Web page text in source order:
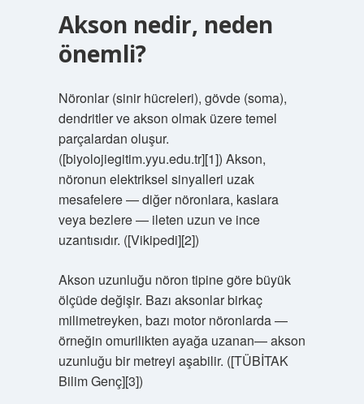
Akson nedir, neden
önemli?
Nöronlar (sinir hücreleri), gövde (soma),
dendritler ve akson olmak üzere temel
parçalardan oluşur.
([biyolojiegitim.yyu.edu.tr][1]) Akson,
nöronun elektriksel sinyalleri uzak
mesafelere — diğer nöronlara, kaslara
veya bezlere — ileten uzun ve ince
uzantısıdır. ([Vikipedi][2])
Akson uzunluğu nöron tipine göre büyük
ölçüde değişir. Bazı aksonlar birkaç
milimetreyken, bazı motor nöronlarda —
örneğin omurilikten ayağa uzanan— akson
uzunluğu bir metreyi aşabilir. ([TÜBİTAK
Bilim Genç][3])